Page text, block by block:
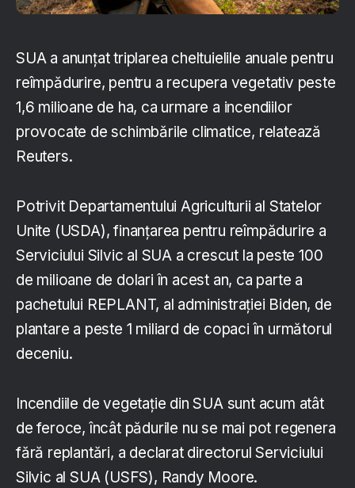
SUA a anunțat triplarea cheltuielile anuale pentru
reîmpădurire, pentru a recupera vegetativ peste
1,6 milioane de ha, ca urmare a incendiilor
provocate de schimbările climatice, relatează
Reuters.
Potrivit Departamentului Agriculturii al Statelor
Unite (USDA), finanțarea pentru reîmpădurire a
Serviciului Silvic al SUA a crescut la peste 100
de milioane de dolari în acest an, ca parte a
pachetului REPLANT, al administrației Biden, de
plantare a peste 1 miliard de copaci în următorul
deceniu.
Incendiile de vegetație din SUA sunt acum atât
de feroce, încât pădurile nu se mai pot regenera
fără replantări, a declarat directorul Serviciului
Silvic al SUA (USFS), Randy Moore.